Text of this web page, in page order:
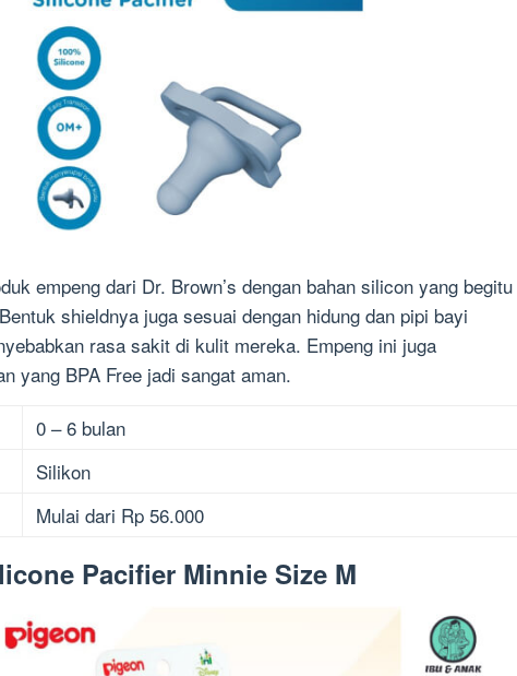
empeng dari Dr. Brown’s dengan bahan silicon yang begitu
shieldnya juga sesuai dengan hidung dan pipi bayi
rasa sakit di kulit mereka. Empeng ini juga
yang BPA Free jadi sangat aman.
0 – 6 bulan
Silikon
Mulai dari Rp 56.000
Pacifier Minnie Size M